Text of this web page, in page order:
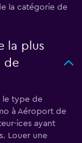
la catégorie de
la plus
de
le type de
à Aéroport de
ayant
Louer une